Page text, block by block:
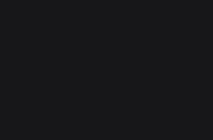
vi và chức năng.